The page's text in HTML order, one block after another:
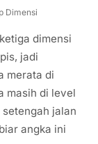
Dimensi
dimensi
jadi
merata di
masih di level
jalan
angka ini